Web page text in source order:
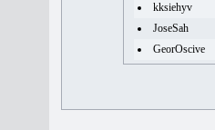
kksiehyv
JoseSah
GeorOscive